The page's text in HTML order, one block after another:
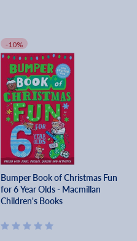
-10%
Bumper Book of Christmas Fun
for 6 Year Olds - Macmillan
Children's Books